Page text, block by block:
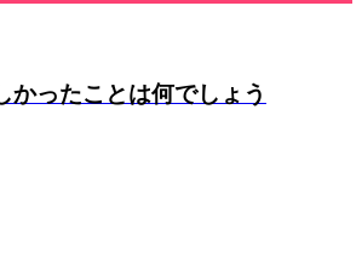
かったことは何でしょう